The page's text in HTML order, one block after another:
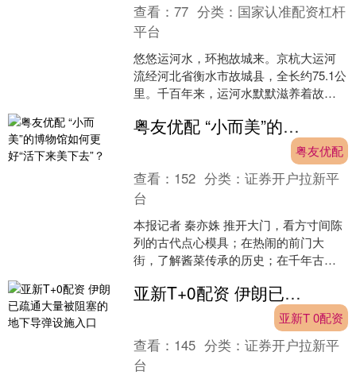
查看：77 分类： 国家认准配资杠杆
平台
悠悠运河水，环抱故城来。京杭大运河
流经河北省衡水市故城县，全长约75.1公
里。千百年来，运河水默默滋养着故城
鼓、漳卫南运河船工....
粤友优配 “小而美”的博物馆如何更好“活下来美下去”？
粤友优配
查看： 152 分类：证券开户拉新平
台
本报记者 秦亦姝 推开大门，看方寸间陈
列的古代点心模具；在热闹的前门大
街，了解酱菜传承的历史；在千年古
间、聚焦小众的民办博物馆....亚新T+0配资 伊朗已疏通大量被阻塞的地下导弹设施入口
亚新T 0配资
查看： 145 分类：证券开户拉新平
台